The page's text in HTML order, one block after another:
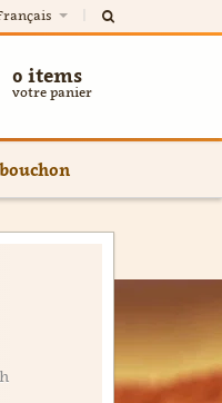
0 items
votre panier
bouchon